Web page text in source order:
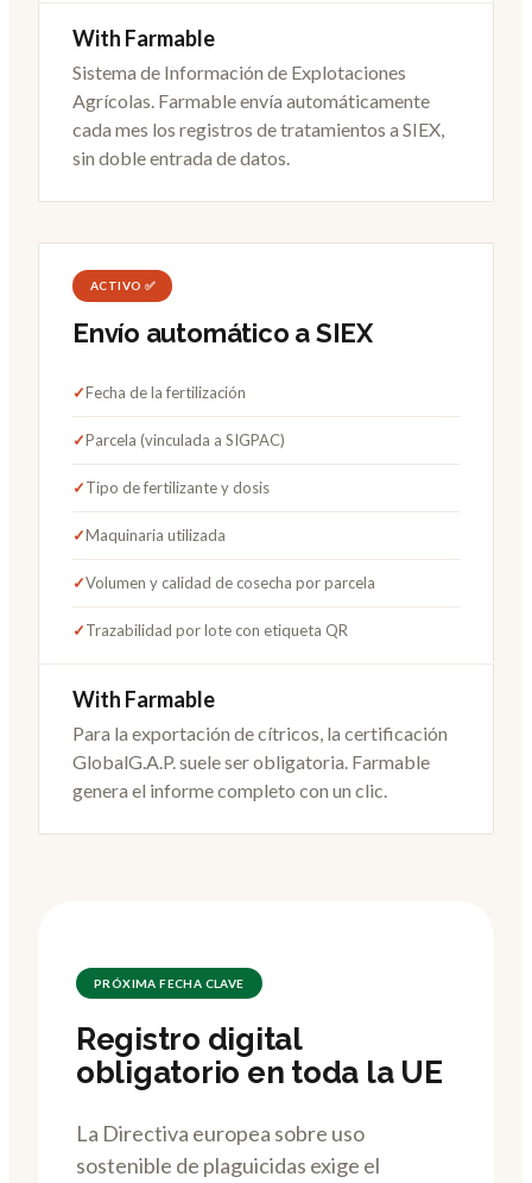
With Farmable
Sistema de Información de Explotaciones
Agrícolas. Farmable envía automáticamente
cada mes los registros de tratamientos a SIEX,
sin doble entrada de datos.
ACTIVO ✅
Envío automático a SIEX
✓Fecha de la fertilización
✓Parcela (vinculada a SIGPAC)
✓Tipo de fertilizante y dosis
✓Maquinaria utilizada
✓Volumen y calidad de cosecha por parcela
✓Trazabilidad por lote con etiqueta QR
With Farmable
Para la exportación de cítricos, la certificación
GlobalG.A.P. suele ser obligatoria. Farmable
genera el informe completo con un clic.
PRÓXIMA FECHA CLAVE
Registro digital
obligatorio en toda la UE
La Directiva europea sobre uso
sostenible de plaguicidas exige el